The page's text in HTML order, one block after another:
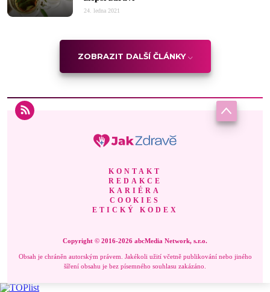
24. ledna 2021
ZOBRAZIT DALŠÍ ČLÁNKY
KONTAKT
REDAKCE
KARIÉRA
COOKIES
ETICKÝ KODEX
Copyright © 2016-2026 abcMedia Network, s.r.o.
Obsah je chráněn autorským právem. Jakékoli užití včetně publikování nebo jiného
šíření obsahu je bez písemného souhlasu zakázáno.